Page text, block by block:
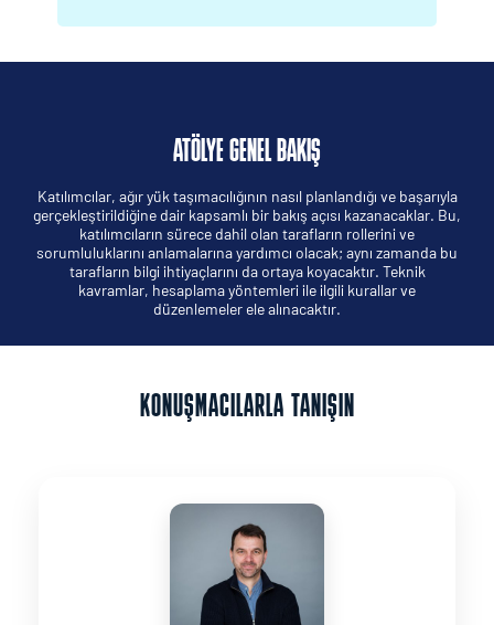
ATÖLYE GENEL BAKIŞ
Katılımcılar, ağır yük taşımacılığının nasıl planlandığı ve başarıyla
gerçekleştirildiğine dair kapsamlı bir bakış açısı kazanacaklar. Bu,
katılımcıların sürece dahil olan tarafların rollerini ve
sorumluluklarını anlamalarına yardımcı olacak; aynı zamanda bu
tarafların bilgi ihtiyaçlarını da ortaya koyacaktır. Teknik
kavramlar, hesaplama yöntemleri ile ilgili kurallar ve
düzenlemeler ele alınacaktır.
KONUŞMACILARLA TANIŞIN